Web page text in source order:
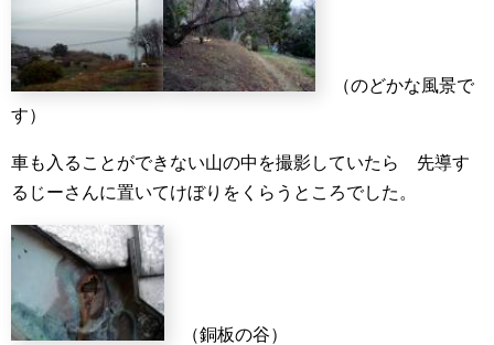
（のどかな風景で
す）
車も入ることができない山の中を撮影していたら 先導す
るじーさんに置いてけぼりをくらうところでした。
（銅板の谷）